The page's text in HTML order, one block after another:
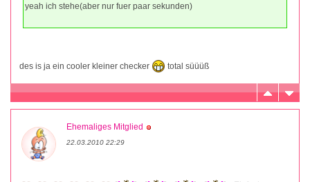
yeah ich stehe(aber nur fuer paar sekunden)
des is ja ein cooler kleiner checker total süüüß
Ehemaliges Mitglied
22.03.2010 22:29